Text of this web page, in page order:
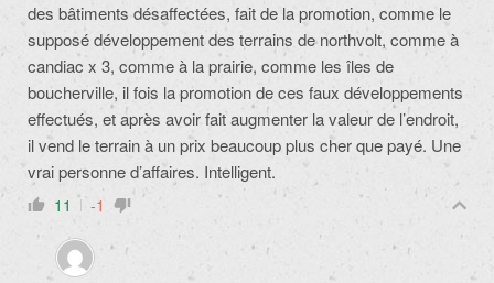
des bâtiments désaffectées, fait de la promotion, comme le
supposé développement des terrains de northvolt, comme à
candiac x 3, comme à la prairie, comme les îles de
boucherville, il fois la promotion de ces faux développements
effectués, et après avoir fait augmenter la valeur de l’endroit,
il vend le terrain à un prix beaucoup plus cher que payé. Une
vrai personne d’affaires. Intelligent.
11 -1